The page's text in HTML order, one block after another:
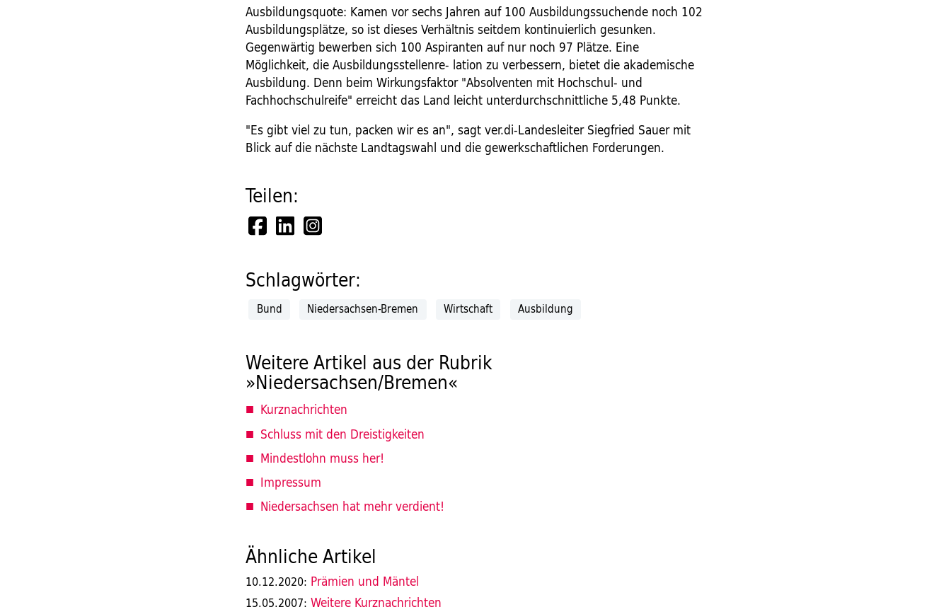
Ausbildungsquote: Kamen vor sechs Jahren auf 100 Ausbildungssuchende noch 102
Ausbildungsplätze, so ist dieses Verhältnis seitdem kontinuierlich gesunken.
Gegenwärtig bewerben sich 100 Aspiranten auf nur noch 97 Plätze. Eine
Möglichkeit, die Ausbildungsstellenre- lation zu verbessern, bietet die akademische
Ausbildung. Denn beim Wirkungsfaktor "Absolventen mit Hochschul- und
Fachhochschulreife" erreicht das Land leicht unterdurchschnittliche 5,48 Punkte.
"Es gibt viel zu tun, packen wir es an", sagt ver.di-Landesleiter Siegfried Sauer mit
Blick auf die nächste Landtagswahl und die gewerkschaftlichen Forderungen.
Teilen:
Schlagwörter:
Bund Niedersachsen-Bremen Wirtschaft Ausbildung
Weitere Artikel aus der Rubrik
»Niedersachsen/Bremen«
Kurznachrichten
Schluss mit den Dreistigkeiten
Mindestlohn muss her!
Impressum
Niedersachsen hat mehr verdient!
Ähnliche Artikel
10.12.2020: Prämien und Mäntel
15.05.2007: Weitere Kurznachrichten